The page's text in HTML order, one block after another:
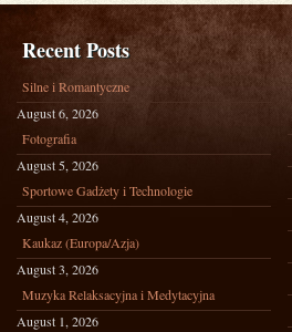
Recent Posts
Silne i Romantyczne
August 6, 2026
Fotografia
August 5, 2026
Sportowe Gadżety i Technologie
August 4, 2026
Kaukaz (Europa/Azja)
August 3, 2026
Muzyka Relaksacyjna i Medytacyjna
August 1, 2026